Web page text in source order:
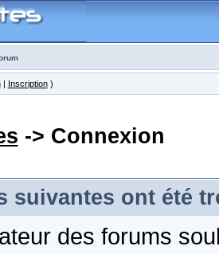
| Inscription)
-> Connexion
suivantes ont été
des forums